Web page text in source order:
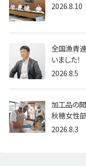
2026.8.10
全国漁青
いました！
2026.8.5
加工品の
秋穂女性部
2026.8.3